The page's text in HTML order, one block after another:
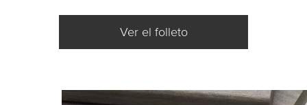
Ver el folleto